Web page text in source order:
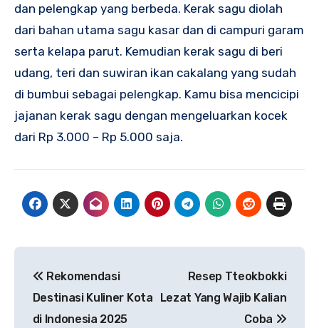
dan pelengkap yang berbeda. Kerak sagu diolah
dari bahan utama sagu kasar dan di campuri garam
serta kelapa parut. Kemudian kerak sagu di beri
udang, teri dan suwiran ikan cakalang yang sudah
di bumbui sebagai pelengkap. Kamu bisa mencicipi
jajanan kerak sagu dengan mengeluarkan kocek
dari Rp 3.000 – Rp 5.000 saja.
pos
Rekomendasi
Destinasi Kuliner Kota
di Indonesia 2025
Resep Tteokbokki
Lezat Yang Wajib Kalian
Coba